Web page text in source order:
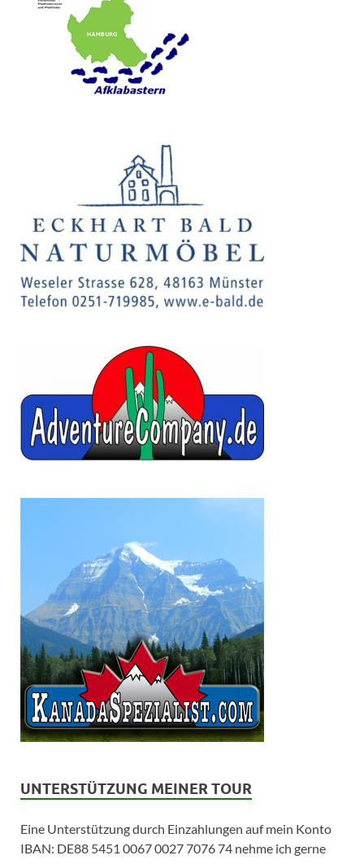
UNTERSTÜTZUNG MEINER TOUR
Eine Unterstützung durch Einzahlungen auf mein Konto
IBAN: DE88 5451 0067 0027 7076 74 nehme ich gerne